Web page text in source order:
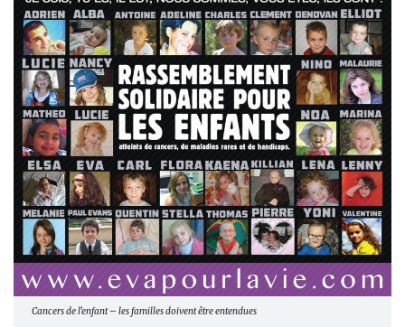
Cancers de l’enfant – les familles doivent être entendues